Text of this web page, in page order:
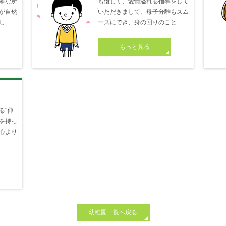
自然
…
いただきまして、母子分離もスム
ーズにでき、身の回りのこと…
もっと見る
"伸
持っ
より
幼稚園一覧へ戻る